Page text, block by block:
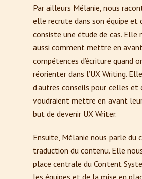
Par ailleurs Mélanie, nous
elle recrute dans son équipe et
consiste une étude de cas. Elle
aussi comment mettre en
compétences d’écriture quand
réorienter dans l’UX Writing.
d’autres conseils pour celles et
voudraient mettre en avant
but de devenir UX Writer.
Ensuite, Mélanie nous parle du
traduction du contenu. Elle
place centrale du Content
les équipes et de la mise en